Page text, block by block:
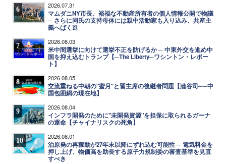
6 2026.07.31
マムダニNY市長、裕福な不動産所有者の個人情報公開で物議
─ さらに同氏の支持母体には親中活動家も入り込み、共産主
義へばく進
7 2026.08.03
米中間選挙に向けて選挙不正を防げるか ─ 中東外交を進め中
国を抑え込むトランプ【─The Liberty─ワシントン・レポー
ト】
8 2026.08.05
交流重ねる中朝の"蜜月"と習主席の後継者問題【澁谷司──中
国包囲網の現在地】
9 2026.08.04
インフラ開発のために"未開発資源"を担保に取られるガーナ
の運命【チャイナリスクの死角】
10 2026.08.01
泊原発の再稼動が27年末以降にずれ込む可能性 ─ 電気料金を
押し上げ、物価高を助長する原子力規制委の審査基準を見直
すべき